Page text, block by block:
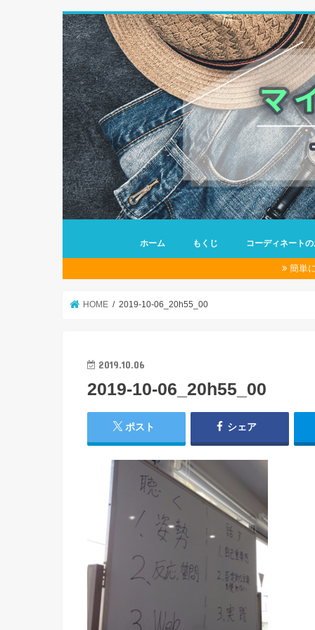
ホーム もくじ コーディネート
簡単
HOME 2019-10-06_20h55_00
2019.10.06
2019-10-06_20h55_00
ポスト シェア